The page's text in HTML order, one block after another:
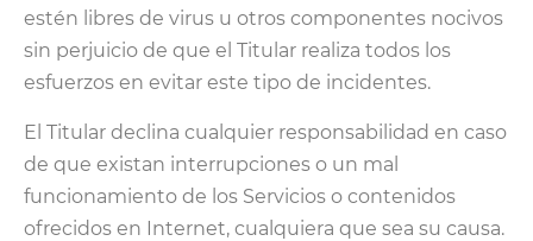
estén libres de virus u otros componentes nocivos
sin perjuicio de que el Titular realiza todos los
esfuerzos en evitar este tipo de incidentes.
El Titular declina cualquier responsabilidad en caso
de que existan interrupciones o un mal
funcionamiento de los Servicios o contenidos
ofrecidos en Internet, cualquiera que sea su causa.